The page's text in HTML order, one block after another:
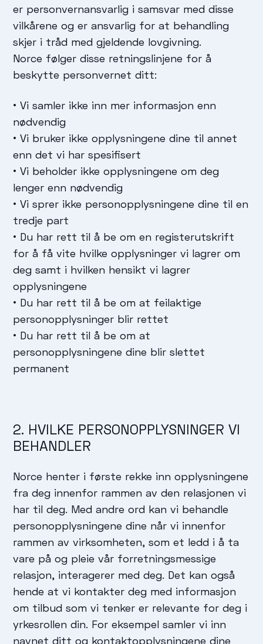
er personvernansvarlig i samsvar med disse
vilkårene og er ansvarlig for at behandling
skjer i tråd med gjeldende lovgivning.
Norce følger disse retningslinjene for å
beskytte personvernet ditt:
• Vi samler ikke inn mer informasjon enn
nødvendig
• Vi bruker ikke opplysningene dine til annet
enn det vi har spesifisert
• Vi beholder ikke opplysningene om deg
lenger enn nødvendig
• Vi sprer ikke personopplysningene dine til en
tredje part
• Du har rett til å be om en registerutskrift
for å få vite hvilke opplysninger vi lagrer om
deg samt i hvilken hensikt vi lagrer
opplysningene
• Du har rett til å be om at feilaktige
personopplysninger blir rettet
• Du har rett til å be om at
personopplysningene dine blir slettet
permanent
2. HVILKE PERSONOPPLYSNINGER VI
BEHANDLER
Norce henter i første rekke inn opplysningene
fra deg innenfor rammen av den relasjonen vi
har til deg. Med andre ord kan vi behandle
personopplysningene dine når vi innenfor
rammen av virksomheten, som et ledd i å ta
vare på og pleie vår forretningsmessige
relasjon, interagerer med deg. Det kan også
hende at vi kontakter deg med informasjon
om tilbud som vi tenker er relevante for deg i
yrkesrollen din. For eksempel samler vi inn
navnet ditt og kontaktopplysningene dine